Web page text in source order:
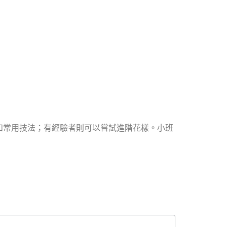
用技法；有經驗者則可以嘗試進階花樣。小班